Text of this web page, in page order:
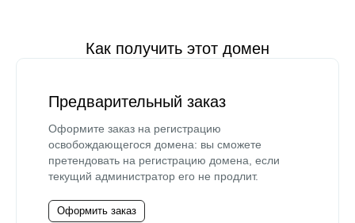
Как получить этот домен
Предварительный заказ
Оформите заказ на регистрацию
освобождающегося домена: вы сможете
претендовать на регистрацию домена, если
текущий администратор его не продлит.
Оформить заказ